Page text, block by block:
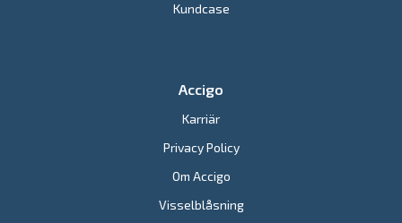
Kundcase
Accigo
Karriär
Privacy Policy
Om Accigo
Visselblåsning